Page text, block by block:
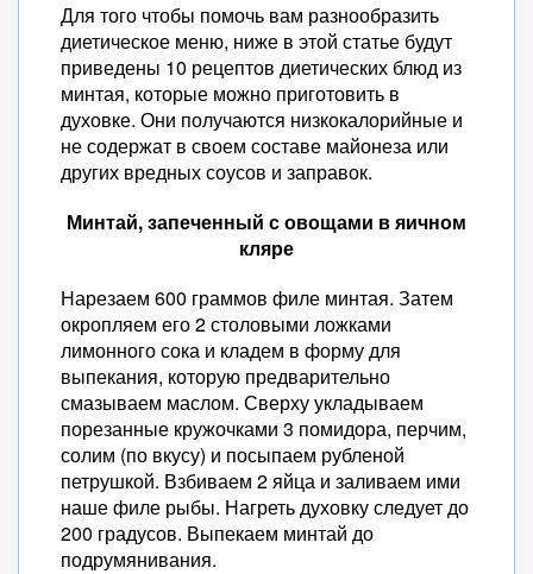
Для того чтобы помочь вам разнообразить
диетическое меню, ниже в этой статье будут
приведены 10 рецептов диетических блюд из
минтая, которые можно приготовить в
духовке. Они получаются низкокалорийные и
не содержат в своем составе майонеза или
других вредных соусов и заправок.
Минтай, запеченный с овощами в яичном
кляре
Нарезаем 600 граммов филе минтая. Затем
окропляем его 2 столовыми ложками
лимонного сока и кладем в форму для
выпекания, которую предварительно
смазываем маслом. Сверху укладываем
порезанные кружочками 3 помидора, перчим,
солим (по вкусу) и посыпаем рубленой
петрушкой. Взбиваем 2 яйца и заливаем ими
наше филе рыбы. Нагреть духовку следует до
200 градусов. Выпекаем минтай до
подрумянивания.